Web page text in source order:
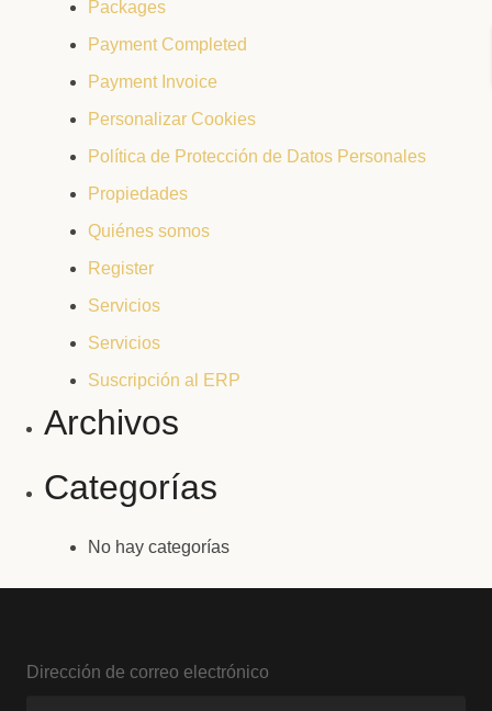
Packages
Payment Completed
Payment Invoice
Personalizar Cookies
Política de Protección de Datos Personales
Propiedades
Quiénes somos
Register
Servicios
Servicios
Suscripción al ERP
Archivos
Categorías
No hay categorías
Dirección de correo electrónico